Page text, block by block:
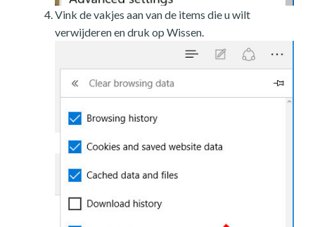
Vink de vakjes aan van de items die u wilt
verwijderen en druk op Wissen.